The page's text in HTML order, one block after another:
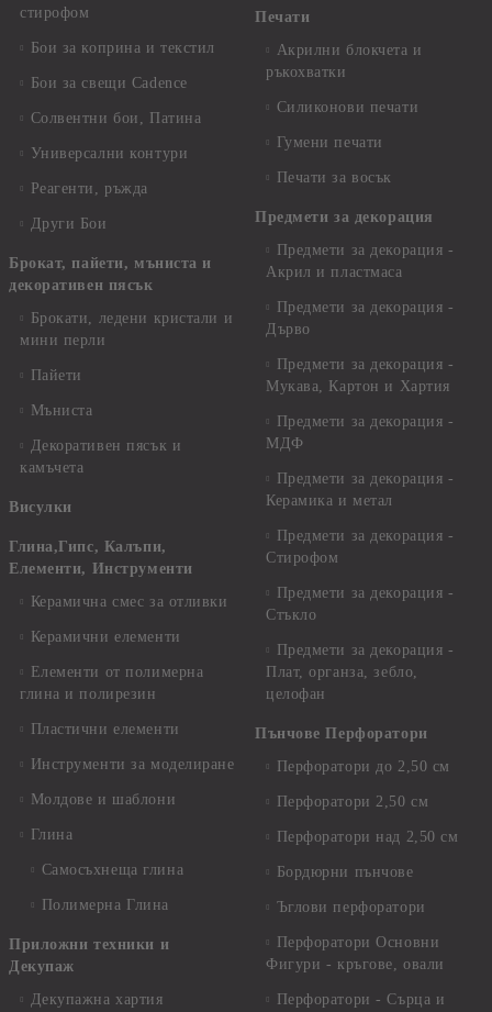
стирофом
Бои за коприна и текстил
Бои за свещи Cadence
Солвентни бои, Патина
Универсални контури
Реагенти, ръжда
Други Бои
Брокат, пайети, мъниста и
декоративен пясък
Брокати, ледени кристали и
мини перли
Пайети
Мъниста
Декоративен пясък и
камъчета
Висулки
Глина,Гипс, Калъпи,
Елементи, Инструменти
Керамична смес за отливки
Керамични елементи
Елементи от полимерна
глина и полирезин
Пластични елементи
Инструменти за моделиране
Молдове и шаблони
Глина
Самосъхнеща глина
Полимерна Глина
Приложни техники и
Декупаж
Декупажна хартия
Печати
Акрилни блокчета и
ръкохватки
Силиконови печати
Гумени печати
Печати за восък
Предмети за декорация
Предмети за декорация -
Акрил и пластмаса
Предмети за декорация -
Дърво
Предмети за декорация -
Мукава, Картон и Хартия
Предмети за декорация -
МДФ
Предмети за декорация -
Керамика и метал
Предмети за декорация -
Стирофом
Предмети за декорация -
Стъкло
Предмети за декорация -
Плат, органза, зебло,
целофан
Пънчове Перфоратори
Перфоратори до 2,50 см
Перфоратори 2,50 см
Перфоратори над 2,50 см
Бордюрни пънчове
Ъглови перфоратори
Перфоратори Основни
Фигури - кръгове, овали
Перфоратори - Сърца и